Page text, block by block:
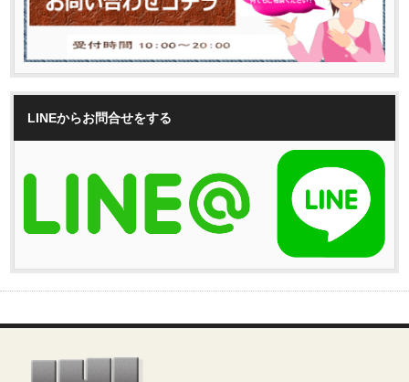
LINEからお問合せをする